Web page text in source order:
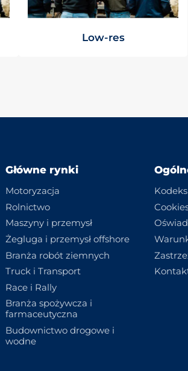
Low-res
Główne rynki
Motoryzacja
Rolnictwo
Maszyny i przemysł
Żegluga i przemysł offshore
Branża robót ziemnych
Truck i Transport
Race i Rally
Branża spożywcza i
farmaceutyczna
Budownictwo drogowe i
wodne